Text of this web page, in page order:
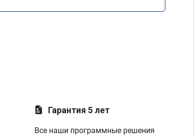
Гарантия 5 лет
Все наши программные решения